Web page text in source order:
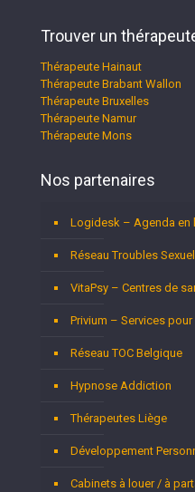
Trouver un
Thérapeute Hainaut
Thérapeute Brabant Wallon
Thérapeute Bruxelles
Thérapeute Namur
Thérapeute Mons
Nos partenaires
Logidesk – Agenda en
Réseau Troubles
VitaPsy – Centres de
Privium – Services
Réseau TOC Belgique
Hypnose Addiction
Thérapeutes Liège
Développement
Cabinets à louer / à